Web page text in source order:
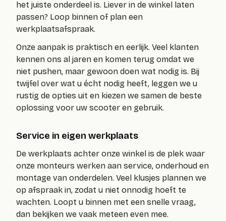
het juiste onderdeel is. Liever in de winkel laten
passen? Loop binnen of plan een
werkplaatsafspraak.
Onze aanpak is praktisch en eerlijk. Veel klanten
kennen ons al jaren en komen terug omdat we
niet pushen, maar gewoon doen wat nodig is. Bij
twijfel over wat u écht nodig heeft, leggen we u
rustig de opties uit en kiezen we samen de beste
oplossing voor uw scooter en gebruik.
Service in eigen werkplaats
De werkplaats achter onze winkel is de plek waar
onze monteurs werken aan service, onderhoud en
montage van onderdelen. Veel klusjes plannen we
op afspraak in, zodat u niet onnodig hoeft te
wachten. Loopt u binnen met een snelle vraag,
dan bekijken we vaak meteen even mee.